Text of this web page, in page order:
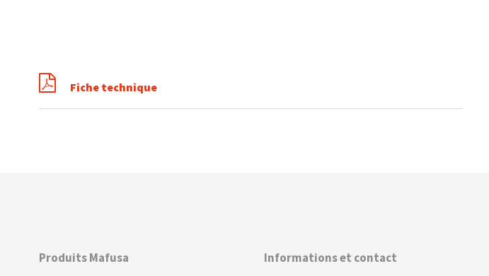
Fiche technique
Produits Mafusa Informations et contact